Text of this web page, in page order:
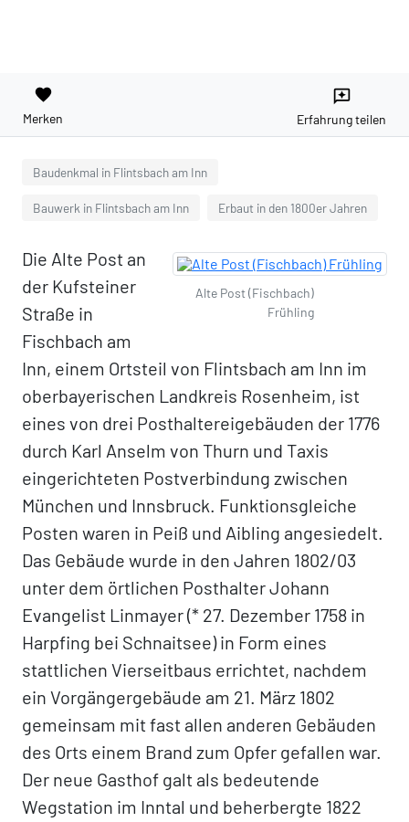
favorite
Merken
reviews
Erfahrung teilen
Baudenkmal in Flintsbach am Inn
Bauwerk in Flintsbach am Inn Erbaut in den 1800er Jahren
Alte Post (Fischbach)
Frühling
Die Alte Post an
der Kufsteiner
Straße in
Fischbach am
Inn, einem Ortsteil von Flintsbach am Inn im
oberbayerischen Landkreis Rosenheim, ist
eines von drei Posthaltereigebäuden der 1776
durch Karl Anselm von Thurn und Taxis
eingerichteten Postverbindung zwischen
München und Innsbruck. Funktionsgleiche
Posten waren in Peiß und Aibling angesiedelt.
Das Gebäude wurde in den Jahren 1802/03
unter dem örtlichen Posthalter Johann
Evangelist Linmayer (* 27. Dezember 1758 in
Harpfing bei Schnaitsee) in Form eines
stattlichen Vierseitbaus errichtet, nachdem
ein Vorgängergebäude am 21. März 1802
gemeinsam mit fast allen anderen Gebäuden
des Orts einem Brand zum Opfer gefallen war.
Der neue Gasthof galt als bedeutende
Wegstation im Inntal und beherbergte 1822